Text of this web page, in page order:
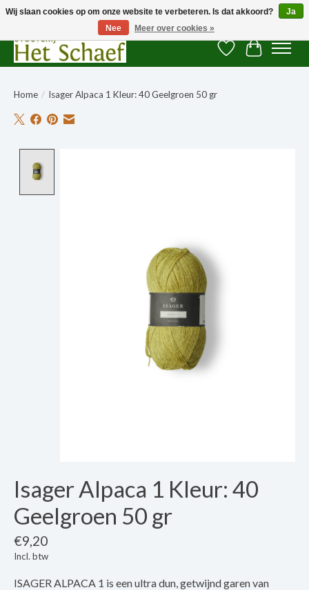
Verlanglijst
Home / Isager Alpaca 1 Kleur: 40 Geelgroen 50 gr
Isager Alpaca 1 Kleur: 40
Geelgroen 50 gr
€9,20
Incl. btw
ISAGER ALPACA 1 is een ultra dun, getwijnd garen van
Wij slaan cookies op om onze website te verbeteren. Is dat akkoord?
Ja
Nee
Meer over cookies »